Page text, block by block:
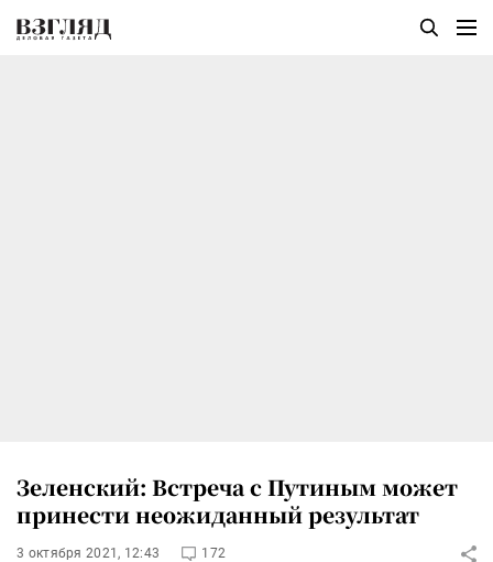
Зеленский: Встреча с Путиным может
принести неожиданный результат
3 октября 2021, 12:43 172